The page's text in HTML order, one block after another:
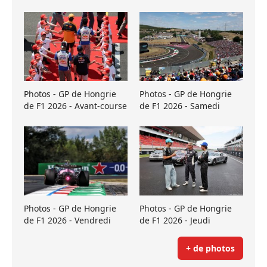
Photos - GP de Hongrie
de F1 2026 - Avant-course
Photos - GP de Hongrie
de F1 2026 - Samedi
Photos - GP de Hongrie
de F1 2026 - Vendredi
Photos - GP de Hongrie
de F1 2026 - Jeudi
+ de photos